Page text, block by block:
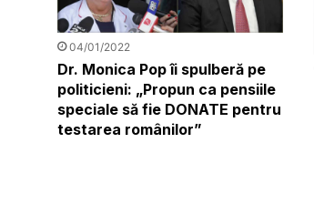
04/01/2022
Dr. Monica Pop îi spulberă pe
politicieni: „Propun ca pensiile
speciale să fie DONATE pentru
testarea românilor”